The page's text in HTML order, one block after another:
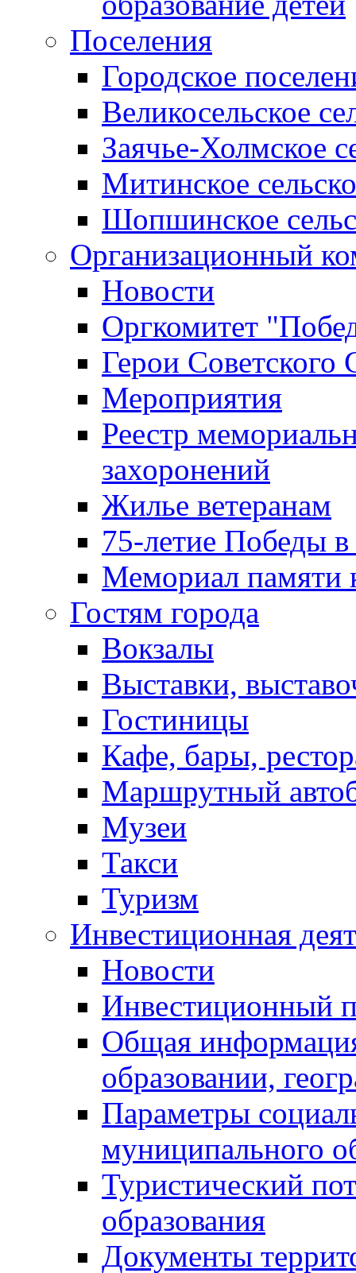
Поселения
Городское
Великосельское
Заячье-Холмское
Митинское
Шопшинское
Организационный
Новости
Оргкомитет
Герои Советского
Мероприятия
Реестр
захоронений
Жилье ветеранам
75-летие Победы
Мемориал памяти
Гостям города
Вокзалы
Выставки,
Гостиницы
Кафе, бары,
Маршрутный
Музеи
Такси
Туризм
Инвестиционная
Новости
Инвестиционный
Общая
образовании,
Параметры
муниципального
Туристический
образования
Документы